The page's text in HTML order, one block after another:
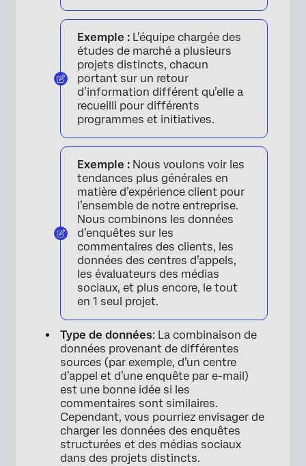
Exemple : L’équipe chargée des
études de marché a plusieurs
projets distincts, chacun
portant sur un retour
d’information différent qu’elle a
recueilli pour différents
programmes et initiatives.
Exemple : Nous voulons voir les
tendances plus générales en
matière d’expérience client pour
l’ensemble de notre entreprise.
Nous combinons les données
d’enquêtes sur les
commentaires des clients, les
données des centres d’appels,
les évaluateurs des médias
sociaux, et plus encore, le tout
en 1 seul projet.
Type de données: La combinaison de
données provenant de différentes
sources (par exemple, d’un centre
d’appel et d’une enquête par e-mail)
est une bonne idée si les
commentaires sont similaires.
Cependant, vous pourriez envisager de
charger les données des enquêtes
structurées et des médias sociaux
dans des projets distincts.